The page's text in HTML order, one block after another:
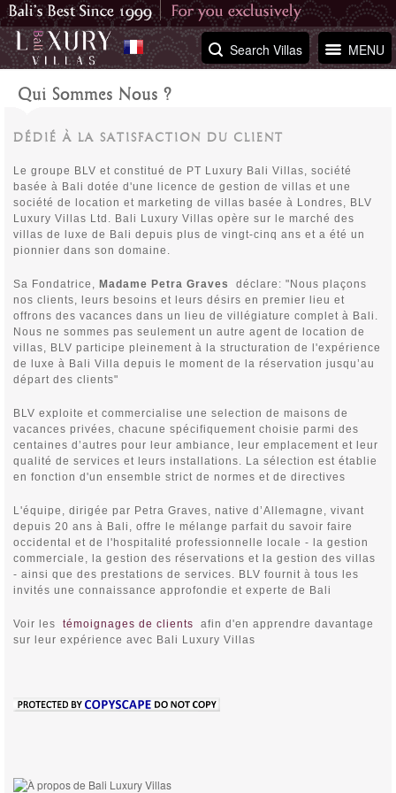
MENU
Search Villas
Qui Sommes Nous ?
DÉDIÉ À LA SATISFACTION DU CLIENT
Le groupe BLV et constitué de PT Luxury Bali Villas, société
basée à Bali dotée d'une licence de gestion de villas et une
société de location et marketing de villas basée à Londres, BLV
Luxury Villas Ltd. Bali Luxury Villas opère sur le marché des
villas de luxe de Bali depuis plus de vingt-cinq ans et a été un
pionnier dans son domaine.
Sa Fondatrice, Madame Petra Graves
déclare: "Nous plaçons
nos clients, leurs besoins et leurs désirs en premier lieu et
offrons des vacances dans un lieu de villégiature complet à Bali.
Nous ne sommes pas seulement un autre agent de location de
villas, BLV participe pleinement à la structuration de l'expérience
de luxe à Bali Villa depuis le moment de la réservation jusqu’au
départ des clients"
BLV exploite et commercialise une selection de maisons de
vacances privées, chacune spécifiquement choisie parmi des
centaines d’autres pour leur ambiance, leur emplacement et leur
qualité de services et leurs installations. La sélection est établie
en fonction d'un ensemble strict de normes et de directives
L'équipe, dirigée par Petra Graves, native d’Allemagne, vivant
depuis 20 ans à Bali, offre le mélange parfait du savoir faire
occidental et de l'hospitalité professionnelle locale - la gestion
commerciale, la gestion des réservations et la gestion des villas
- ainsi que des prestations de services. BLV fournit à tous les
invités une connaissance approfondie et experte de Bali
Voir les témoignages de clients afin d'en apprendre davantage
sur leur expérience avec Bali Luxury Villas